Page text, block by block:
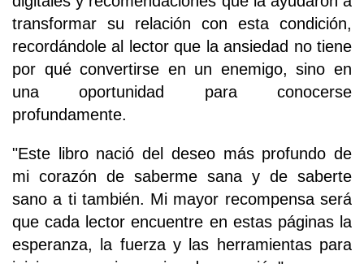
transformar su relación con esta condición,
recordándole al lector que la ansiedad no tiene
por qué convertirse en un enemigo, sino en
una oportunidad para conocerse
profundamente.
"Este libro nació del deseo más profundo de
mi corazón de saberme sana y de saberte
sano a ti también. Mi mayor recompensa será
que cada lector encuentre en estas páginas la
esperanza, la fuerza y las herramientas para